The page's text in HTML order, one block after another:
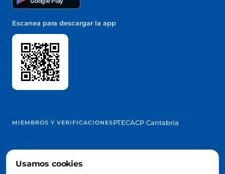
Escanea para descargar la app
MIEMBROS Y VERIFICACIONESPTECACP Cantabria
Usamos cookies